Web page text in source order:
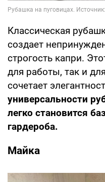
Классическая
создает
строгость капри.
для работы, так и
сочетает
универсальности
легко становится
гардероба.
Майка